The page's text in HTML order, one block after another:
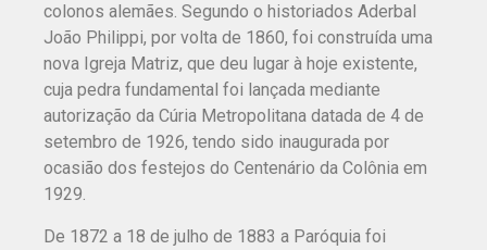
colonos alemães. Segundo o historiados Aderbal
João Philippi, por volta de 1860, foi construída uma
nova Igreja Matriz, que deu lugar à hoje existente,
cuja pedra fundamental foi lançada mediante
autorização da Cúria Metropolitana datada de 4 de
setembro de 1926, tendo sido inaugurada por
ocasião dos festejos do Centenário da Colônia em
1929.
De 1872 a 18 de julho de 1883 a Paróquia foi